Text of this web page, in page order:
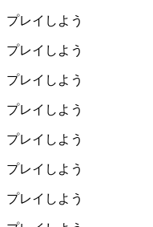
プレイしよう
プレイしよう
プレイしよう
プレイしよう
プレイしよう
プレイしよう
プレイしよう